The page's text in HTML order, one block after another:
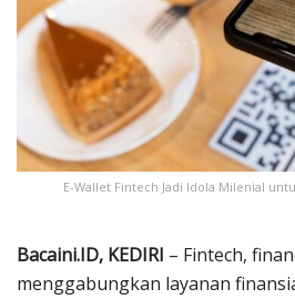
E-Wallet Fintech Jadi Idola Milenial
Bacaini.ID, KEDIRI – Fintech,
menggabungkan layanan